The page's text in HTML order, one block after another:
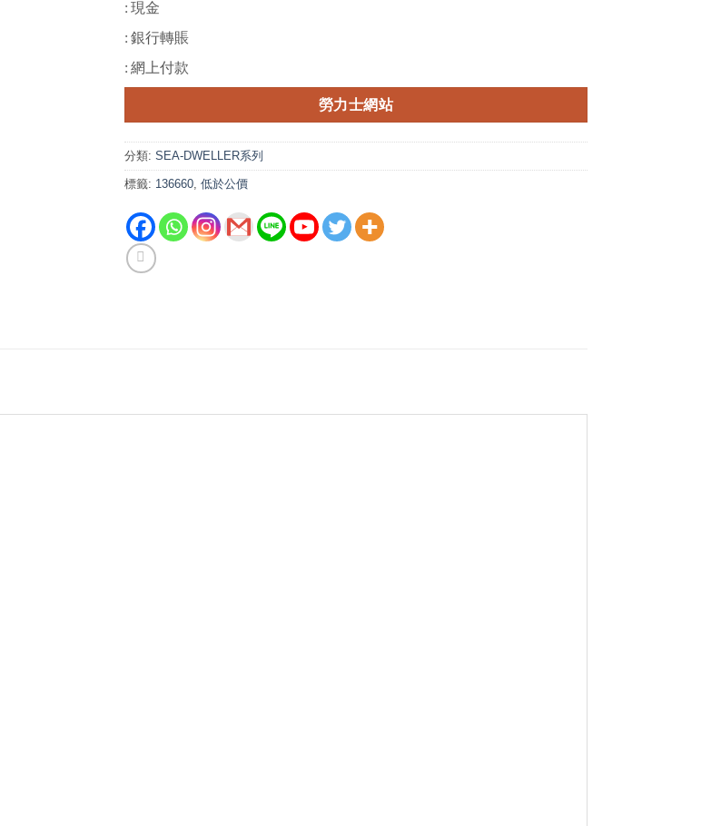
: 現金
: 銀行轉賬
: 網上付款
勞力士網站
分類: SEA-DWELLER系列
標籤: 136660 低於公價